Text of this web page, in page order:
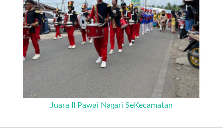
Juara II Pawai Nagari SeKecamatan